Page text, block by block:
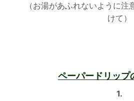
（お湯があふれないように
けて）
ペーパードリップ
1.